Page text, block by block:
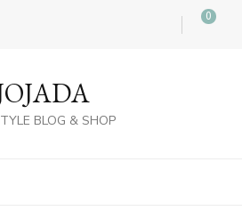
0
BLOG & SHOP